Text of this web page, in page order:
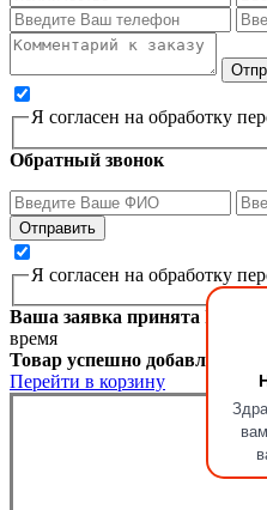
Я согласен на обработку
Обратный звонок
Я согласен на обработку
Ваша заявка принята Мы
время
Товар успешно добавлен в
Перейти в корзину